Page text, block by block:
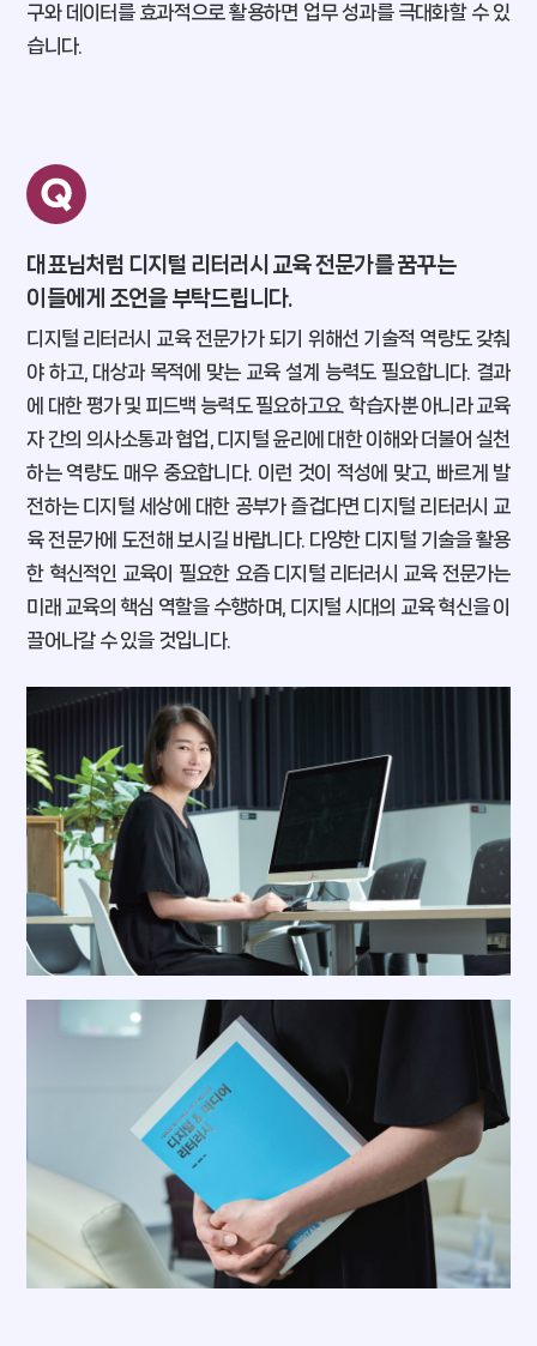
구와 데이터를 효과적으로 활용하면 업무 성과를 극대화할 수 있
습니다.
대표님처럼 디지털 리터러시 교육 전문가를 꿈꾸는
이들에게 조언을 부탁드립니다.
디지털 리터러시 교육 전문가가 되기 위해선 기술적 역량도 갖춰
야 하고, 대상과 목적에 맞는 교육 설계 능력도 필요합니다. 결과
에 대한 평가 및 피드백 능력도 필요하고요. 학습자뿐 아니라 교육
자 간의 의사소통과 협업, 디지털 윤리에 대한 이해와 더불어 실천
하는 역량도 매우 중요합니다. 이런 것이 적성에 맞고, 빠르게 발
전하는 디지털 세상에 대한 공부가 즐겁다면 디지털 리터러시 교
육 전문가에 도전해 보시길 바랍니다. 다양한 디지털 기술을 활용
한 혁신적인 교육이 필요한 요즘 디지털 리터러시 교육 전문가는
미래 교육의 핵심 역할을 수행하며, 디지털 시대의 교육 혁신을 이
끌어나갈 수 있을 것입니다.